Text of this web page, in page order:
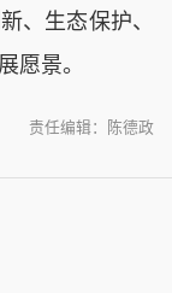
、生态保护、
愿景。
责任编辑：陈德政